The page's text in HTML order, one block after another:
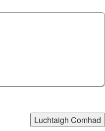
Luchtaigh Comhad